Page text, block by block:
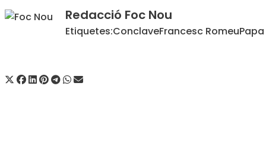
Redacció Foc Nou
Etiquetes:ConclaveFrancesc Romeu